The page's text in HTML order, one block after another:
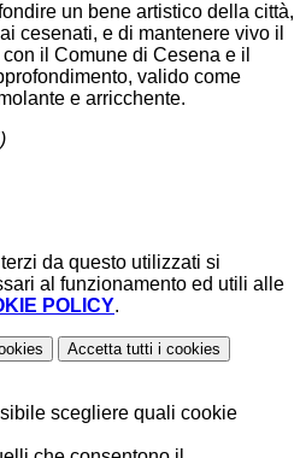
un bene artistico della città,
cesenati, e di mantenere vivo il
il Comune di Cesena e il
valido come
e arricchente.
da questo utilizzati si
al funzionamento ed utili alle
POLICY.
Accetta tutti i cookies
scegliere quali cookie